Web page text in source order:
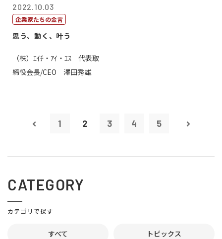
2022.10.03
企業家たちの金言
思う、動く、叶う
（株）ｴｲﾁ・ｱｲ・ｴｽ 代表取
締役会長/CEO 澤田秀雄
1 2 3 4 5
CATEGORY
カテゴリで探す
すべて トピックス